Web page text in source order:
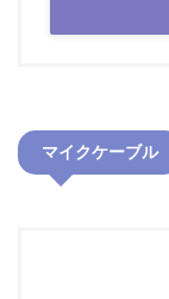
マイクケーブル